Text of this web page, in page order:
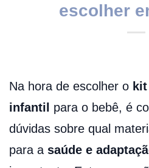
escolher
Na hora de escolher o kit
infantil para o bebê, é
dúvidas sobre qual
para a saúde e